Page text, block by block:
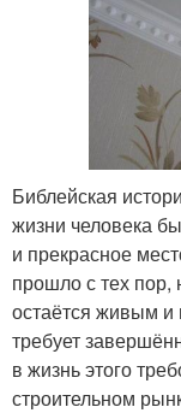
Библейская
жизни человека
и прекрасное
прошло с тех пор,
остаётся живым и
требует
в жизнь этого
строительном